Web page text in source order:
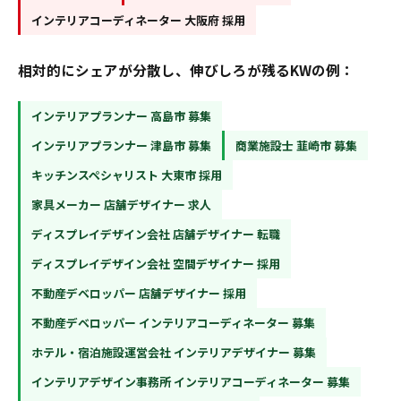
インテリアコーディネーター 大阪府 採用
相対的にシェアが分散し、伸びしろが残るKWの例：
インテリアプランナー 高島市 募集
インテリアプランナー 津島市 募集
商業施設士 韮崎市 募集
キッチンスペシャリスト 大東市 採用
家具メーカー 店舗デザイナー 求人
ディスプレイデザイン会社 店舗デザイナー 転職
ディスプレイデザイン会社 空間デザイナー 採用
不動産デベロッパー 店舗デザイナー 採用
不動産デベロッパー インテリアコーディネーター 募集
ホテル・宿泊施設運営会社 インテリアデザイナー 募集
インテリアデザイン事務所 インテリアコーディネーター 募集